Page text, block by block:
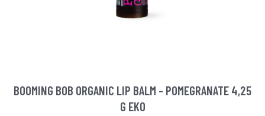
BOOMING BOB ORGANIC LIP BALM - POMEGRANATE 4,25
G EKO